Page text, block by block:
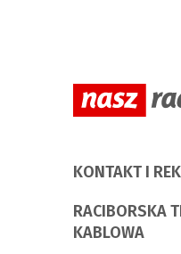
KONTAKT I
RACIBORSKA
KABLOWA